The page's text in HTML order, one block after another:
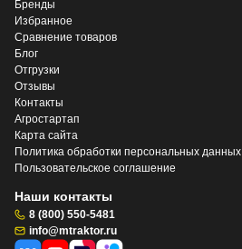
Бренды
Избранное
Сравнение товаров
Блог
Отгрузки
Отзывы
Контакты
Агростартап
Карта сайта
Политика обработки персональных данных
Пользовательское соглашение
Наши контакты
8 (800) 550-5481
info@mtraktor.ru